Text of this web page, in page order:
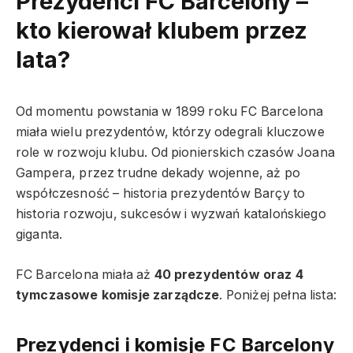
kto kierował klubem przez
lata?
Od momentu powstania w 1899 roku FC Barcelona
miała wielu prezydentów, którzy odegrali kluczowe
role w rozwoju klubu. Od pionierskich czasów Joana
Gampera, przez trudne dekady wojenne, aż po
współczesność – historia prezydentów Barçy to
historia rozwoju, sukcesów i wyzwań katalońskiego
giganta.
FC Barcelona miała aż 40 prezydentów oraz 4
tymczasowe komisje zarządcze. Poniżej pełna lista:
Prezydenci i komisje FC Barcelony